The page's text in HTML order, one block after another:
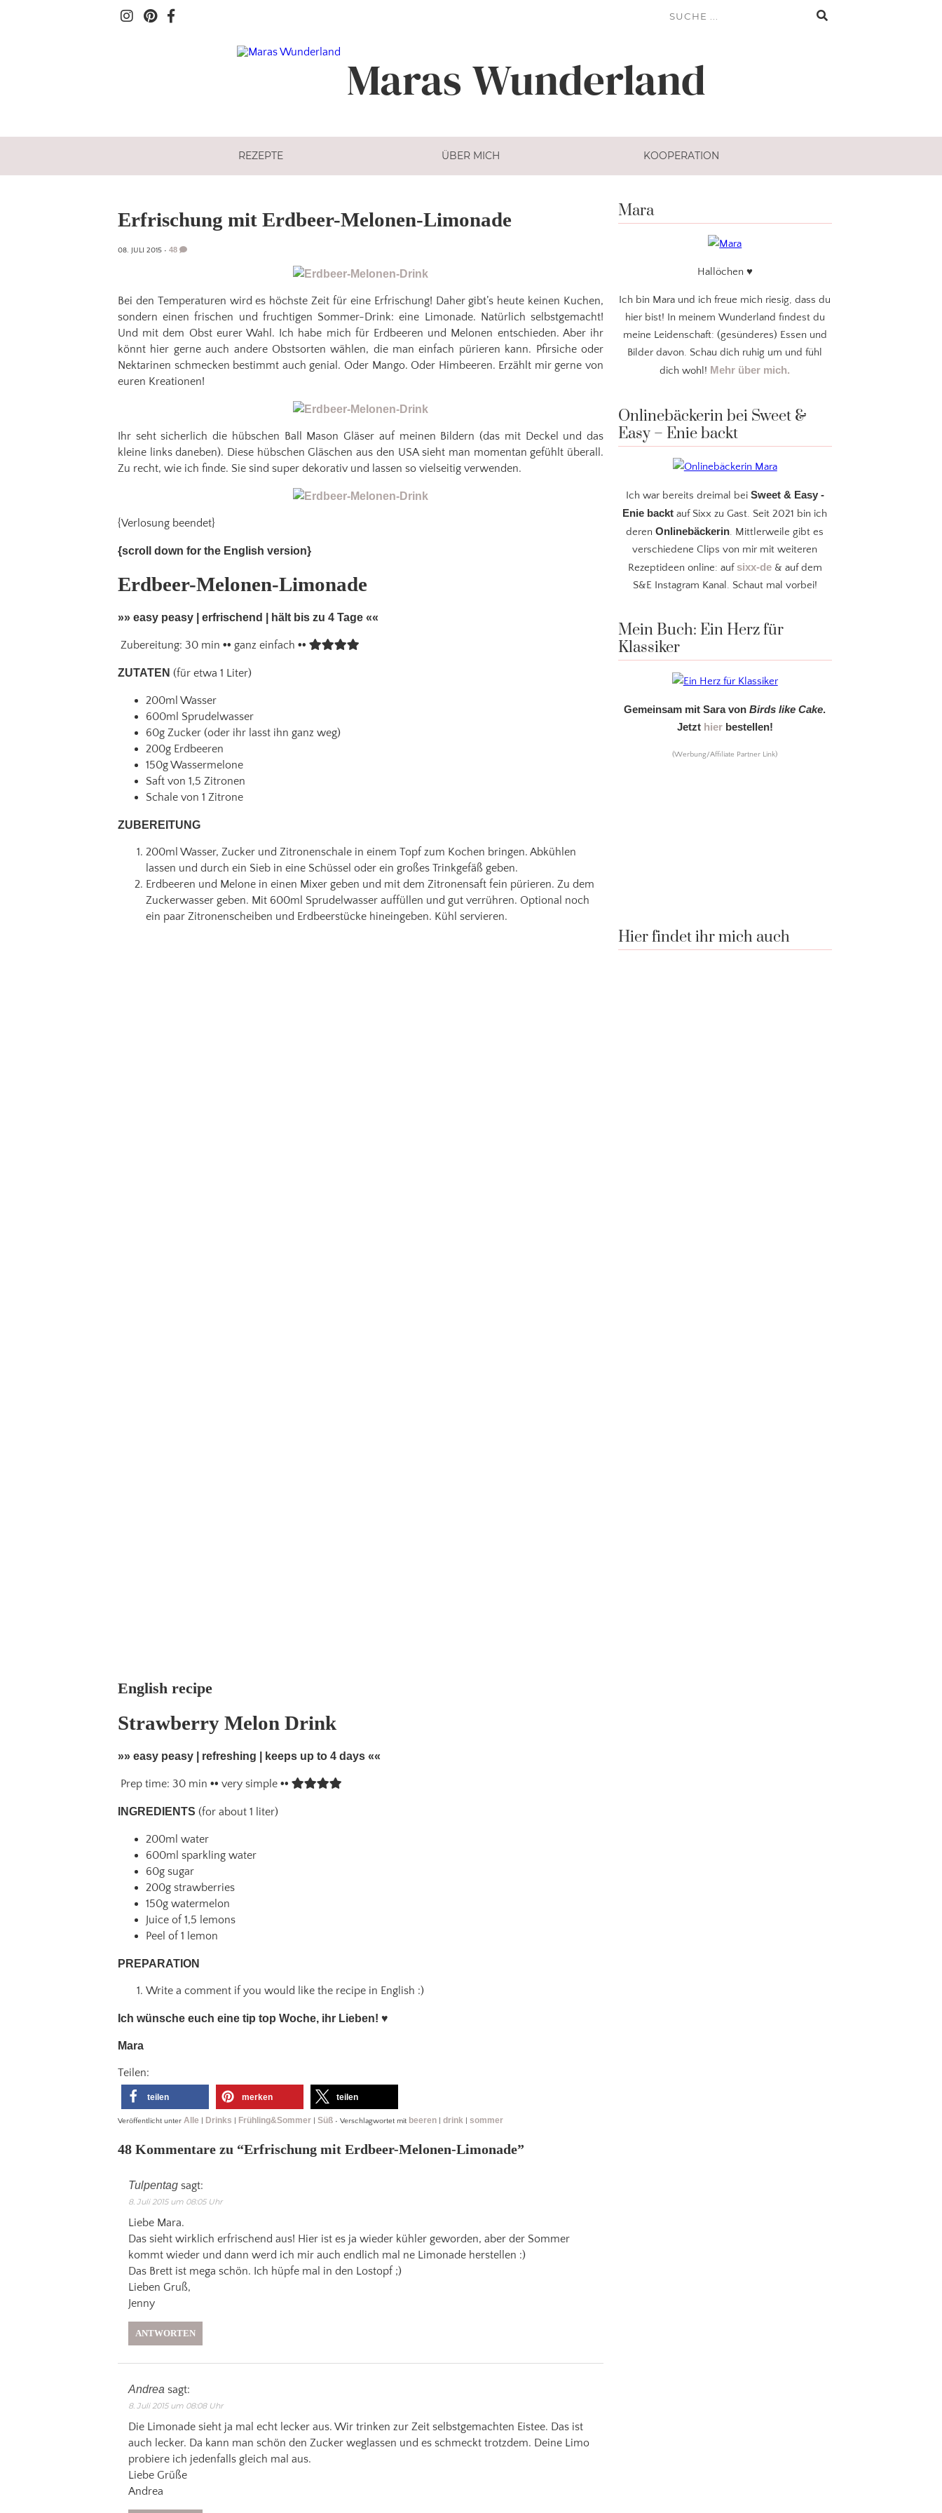
Maras Wunderland
REZEPTE ÜBER MICH KOOPERATION
Erfrischung mit Erdbeer-Melonen-Limonade
08. JULI 2015 • 48
Bei den Temperaturen wird es höchste Zeit für eine Erfrischung! Daher gibt’s heute keinen Kuchen,
sondern einen frischen und fruchtigen Sommer-Drink: eine Limonade. Natürlich selbstgemacht!
Und mit dem Obst eurer Wahl. Ich habe mich für Erdbeeren und Melonen entschieden. Aber ihr
könnt hier gerne auch andere Obstsorten wählen, die man einfach pürieren kann. Pfirsiche oder
Nektarinen schmecken bestimmt auch genial. Oder Mango. Oder Himbeeren. Erzählt mir gerne von
euren Kreationen!
Ihr seht sicherlich die hübschen Ball Mason Gläser auf meinen Bildern (das mit Deckel und das
kleine links daneben). Diese hübschen Gläschen aus den USA sieht man momentan gefühlt überall.
Zu recht, wie ich finde. Sie sind super dekorativ und lassen so vielseitig verwenden.
{Verlosung beendet}
{scroll down for the English version}
Erdbeer-Melonen-Limonade
»» easy peasy | erfrischend | hält bis zu 4 Tage ««
Zubereitung: 30 min •• ganz einfach ••
ZUTATEN (für etwa 1 Liter)
200ml Wasser
600ml Sprudelwasser
60g Zucker (oder ihr lasst ihn ganz weg)
200g Erdbeeren
150g Wassermelone
Saft von 1,5 Zitronen
Schale von 1 Zitrone
ZUBEREITUNG
200ml Wasser, Zucker und Zitronenschale in einem Topf zum Kochen bringen. Abkühlen
lassen und durch ein Sieb in eine Schüssel oder ein großes Trinkgefäß geben.
Erdbeeren und Melone in einen Mixer geben und mit dem Zitronensaft fein pürieren. Zu dem
Zuckerwasser geben. Mit 600ml Sprudelwasser auffüllen und gut verrühren. Optional noch
ein paar Zitronenscheiben und Erdbeerstücke hineingeben. Kühl servieren.
English recipe
Strawberry Melon Drink
»» easy peasy | refreshing | keeps up to 4 days ««
Prep time: 30 min •• very simple ••
INGREDIENTS (for about 1 liter)
200ml water
600ml sparkling water
60g sugar
200g strawberries
150g watermelon
Juice of 1,5 lemons
Peel of 1 lemon
PREPARATION
Write a comment if you would like the recipe in English :)
Ich wünsche euch eine tip top Woche, ihr Lieben! ♥
Mara
Teilen:
teilen merken teilen
Veröffentlicht unter Alle Drinks Frühling&Sommer Süß • Verschlagwortet mit beeren drink sommer
48 Kommentare zu “Erfrischung mit Erdbeer-Melonen-Limonade”
Tulpentag sagt:
8. Juli 2015 um 08:05 Uhr
Liebe Mara.
Das sieht wirklich erfrischend aus! Hier ist es ja wieder kühler geworden, aber der Sommer
kommt wieder und dann werd ich mir auch endlich mal ne Limonade herstellen :)
Das Brett ist mega schön. Ich hüpfe mal in den Lostopf ;)
Lieben Gruß,
Jenny
ANTWORTEN
Andrea sagt:
8. Juli 2015 um 08:08 Uhr
Die Limonade sieht ja mal echt lecker aus. Wir trinken zur Zeit selbstgemachten Eistee. Das ist
auch lecker. Da kann man schön den Zucker weglassen und es schmeckt trotzdem. Deine Limo
probiere ich jedenfalls gleich mal aus.
Liebe Grüße
Andrea
Mara
Hallöchen ♥
Ich bin Mara und ich freue mich riesig, dass du
hier bist! In meinem Wunderland findest du
meine Leidenschaft: (gesünderes) Essen und
Bilder davon. Schau dich ruhig um und fühl
dich wohl! Mehr über mich.
Onlinebäckerin bei Sweet &
Easy – Enie backt
Ich war bereits dreimal bei Sweet & Easy -
Enie backt auf Sixx zu Gast. Seit 2021 bin ich
derenOnlinebäckerin. Mittlerweile gibt es
verschiedene Clips von mir mit weiteren
Rezeptideen online: auf sixx-de& auf dem
S&E Instagram Kanal. Schaut mal vorbei!
Mein Buch: Ein Herz für
Klassiker
Gemeinsam mit Sara vonBirds like Cake.
Jetzt hierbestellen!
(Werbung/Affiliate Partner Link)
Hier findet ihr mich auch